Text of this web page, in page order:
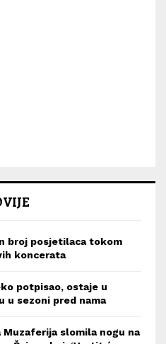
broj posjetilaca tokom
koncerata
potpisao, ostaje u
u sezoni pred nama
Muzaferija slomila nogu na